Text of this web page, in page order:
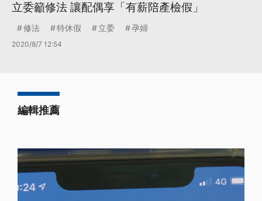
立委籲修法 讓配偶享「有薪陪產檢假」
修法 特休假 立委 孕婦
2020/8/7 12:54
編輯推薦